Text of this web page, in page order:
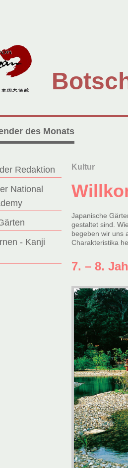
des Monats
Redaktion
National
- Kanji
Kultur
Japanische
gestaltet sind.
begeben wir uns
Charakteristika
7. – 8.